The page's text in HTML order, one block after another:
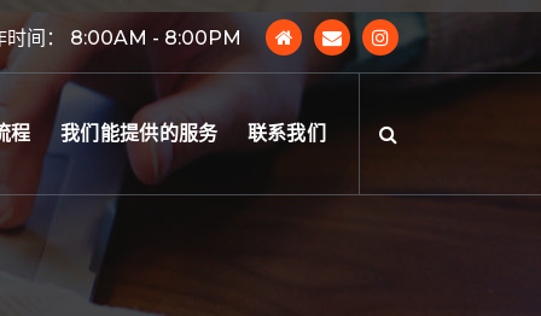
时间： 8:00AM - 8:00PM
程 我们能提供的服务 联系我们